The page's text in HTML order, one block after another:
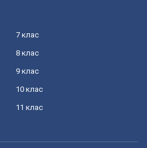
7 клас
8 клас
9 клас
10 клас
11 клас